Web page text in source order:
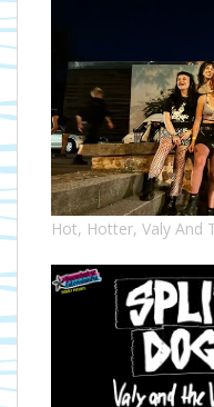
Hot, Hotter, Valy And